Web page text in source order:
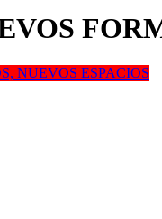
NUEVOS ESPACIOS